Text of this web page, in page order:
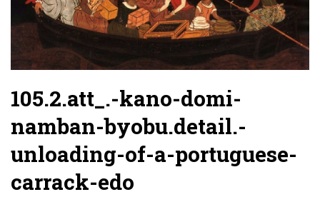
105.2.att_.-kano-domi-
namban-byobu.detail.-
unloading-of-a-portuguese-
carrack-edo